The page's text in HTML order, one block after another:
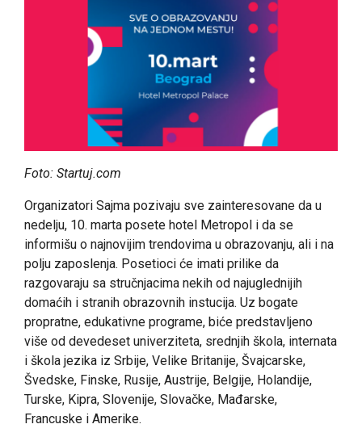
Foto: Startuj.com
Organizatori Sajma pozivaju sve zainteresovane da u
nedelju, 10. marta posete hotel Metropol i da se
informišu o najnovijim trendovima u obrazovanju, ali i na
polju zaposlenja. Posetioci će imati prilike da
razgovaraju sa stručnjacima nekih od najuglednijih
domaćih i stranih obrazovnih instucija. Uz bogate
propratne, edukativne programe, biće predstavljeno
više od devedeset univerziteta, srednjih škola, internata
i škola jezika iz Srbije, Velike Britanije, Švajcarske,
Švedske, Finske, Rusije, Austrije, Belgije, Holandije,
Turske, Kipra, Slovenije, Slovačke, Mađarske,
Francuske i Amerike.